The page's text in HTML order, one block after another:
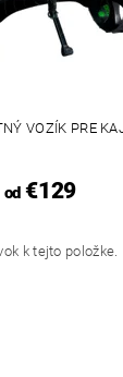
VOZÍK PRE
od€129
k tejto položke.